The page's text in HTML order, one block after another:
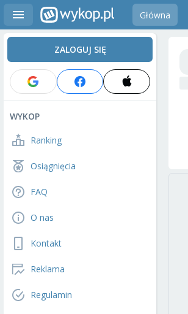
Główna
ZALOGUJ SIĘ
WYKOP
Ranking
Osiągnięcia
FAQ
O nas
Kontakt
Reklama
Regulamin